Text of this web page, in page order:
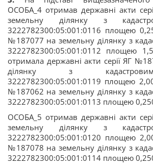
ОСОБА_4 отримав державні акти
земельну ділянку з
3222782300:05:001:0116 площею
№187077 на земельну ділянку з
3222782300:05:001:0112 площею
отримала державні акти серії ЯГ
ділянку з
3222782300:05:001:0119 площею
№187062 на земельну ділянку з
3222782300:05:001:0113 площею
ОСОБА_5 отримав державні акти
земельну ділянку з
3222782300:05:001:0120 площею
№187078 на земельну ділянку з
3222782300:05:001:0114 площею